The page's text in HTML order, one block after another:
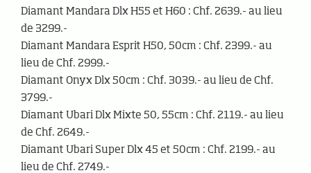
Diamant Mandara Dlx H55 et H60 : Chf. 2639.- au lieu
de 3299.-
Diamant Mandara Esprit H50, 50cm : Chf. 2399.- au
lieu de Chf. 2999.-
Diamant Onyx Dlx 50cm : Chf. 3039.- au lieu de Chf.
3799.-
Diamant Ubari Dlx Mixte 50, 55cm : Chf. 2119.- au lieu
de Chf. 2649.-
Diamant Ubari Super Dlx 45 et 50cm : Chf. 2199.- au
lieu de Chf. 2749.-